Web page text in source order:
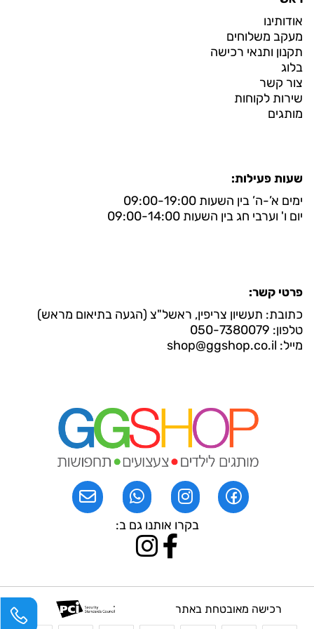
אודותינו
מעקב משלוחים
תקנון ותנאי רכישה
בלוג
צור קשר
שירות לקוחות
מותגים
שעות פעילות:
ימים א’-ה’ בין השעות 09:00-19:00
יום ו' וערבי חג בין השעות 09:00-14:00
פרטי קשר:
כתובת: תעשיון צריפין, ראשל"צ (הגעה בתיאום מראש)
טלפון: 050-7380079
מייל: shop@ggshop.co.il
בקרו אותנו גם ב:
רכישה מאובטחת באתר